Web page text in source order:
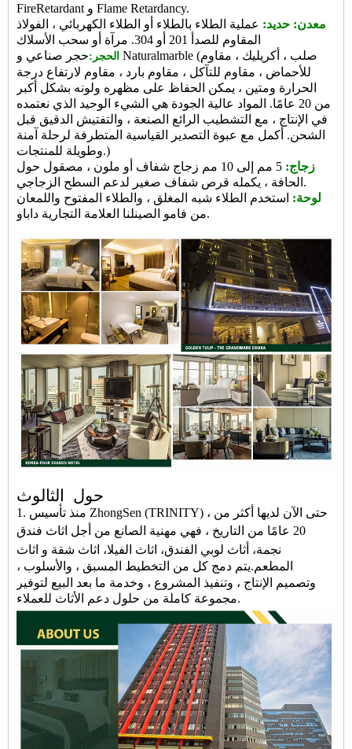
FireRetardant و Flame Retardancy.
معدن: حديد: عملية الطلاء بالطلاء أو الطلاء الكهربائي ، الفولاذ
المقاوم للصدأ 201 أو 304. مرآة أو سحب الأسلاك
الحجر:حجر صناعي و Naturalmarble (صلب ، أكريليك ، مقاوم
للأحماض ، مقاوم للتآكل ، مقاوم بارد ، مقاوم لارتفاع درجة
الحرارة ومتين ، يمكن الحفاظ على مظهره ولونه بشكل أكبر
من 20 عامًا. المواد عالية الجودة هي الشيء الوحيد الذي نعتمده
في الإنتاج ، مع التشطيب الرائع الصنعة ، والتفتيش الدقيق قبل
الشحن. أكمل مع عبوة التصدير القياسية المتطرفة لرحلة آمنة
وطويلة للمنتجات.)
زجاج:
5 مم إلى 10 مم زجاج شفاف أو ملون ، مصقول حول
الحافة ، يكمله قرص شفاف صغير لدعم السطح الزجاجي.
لوحة: استخدم الطلاء شبه المغلق ، والطلاء المفتوح واللمعان
من فامو الصينلنا العلامة التجارية داباو.
حول الثالوث
1. منذ تأسيس ZhongSen (TRINITY) ، حتى الآن لديها أكثر من
20 عامًا من التاريخ ، فهي مهنية
الصانع من أجل اثاث فندق
نجمة، أثاث لوبي الفندق، اثاث الفيلا، اثاث شقة و اثاث
المطعم.يتم دمج كل من التخطيط المسبق ، والأسلوب ،
وتصميم الإنتاج ، وتنفيذ المشروع ، وخدمة ما بعد البيع لتوفير
مجموعة كاملة من حلول دعم الأثاث للعملاء.